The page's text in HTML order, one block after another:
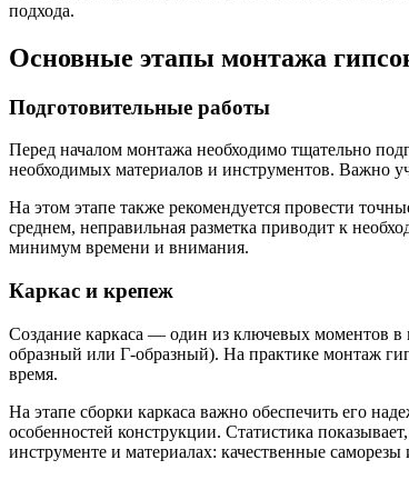
подхода.
Основные этапы монтажа
Подготовительные работы
Перед началом монтажа необходимо тщательно
необходимых материалов и инструментов. Важно
На этом этапе также рекомендуется провести
среднем, неправильная разметка приводит к
минимум времени и внимания.
Каркас и крепеж
Создание каркаса — один из ключевых моментов
образный или Г-образный). На практике монтаж
время.
На этапе сборки каркаса важно обеспечить его
особенностей конструкции. Статистика
инструменте и материалах: качественные